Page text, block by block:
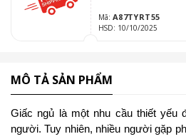
Mã: A87TYRT55
HSD: 10/10/2025
MÔ TẢ SẢN PHẨM
Giấc ngủ là một nhu cầu thiết yếu
người. Tuy nhiên, nhiều người gặp